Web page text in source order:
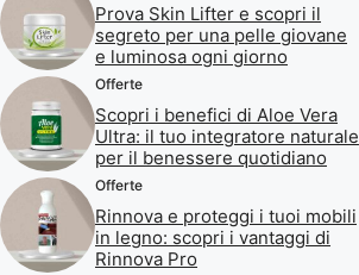
Prova Skin Lifter e scopri il
segreto per una pelle giovane
e luminosa ogni giorno
Offerte
Scopri i benefici di Aloe Vera
Ultra: il tuo integratore naturale
per il benessere quotidiano
Offerte
Rinnova e proteggi i tuoi mobili
in legno: scopri i vantaggi di
Rinnova Pro